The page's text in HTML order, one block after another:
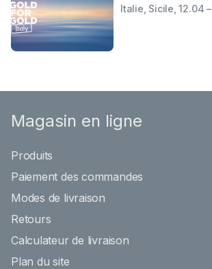
Italie, Sicile, 12.04
Magasin en ligne
Produits
Paiement des commandes
Modes de livraison
Retours
Calculateur de livraison
Plan du site